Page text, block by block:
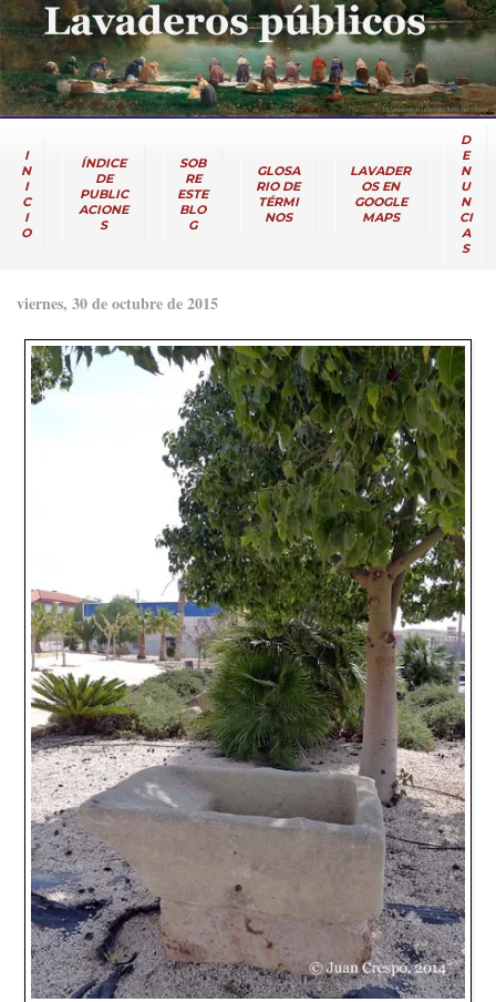
I
N
I
C
I
O
ÍNDICE
DE
PUBLIC
ACIONE
S
SOB
RE
ESTE
BLO
G
GLOSA
RIO DE
TÉRMI
NOS
LAVADER
OS EN
GOOGLE
MAPS
D
E
N
U
N
CI
A
S
viernes, 30 de octubre de 2015